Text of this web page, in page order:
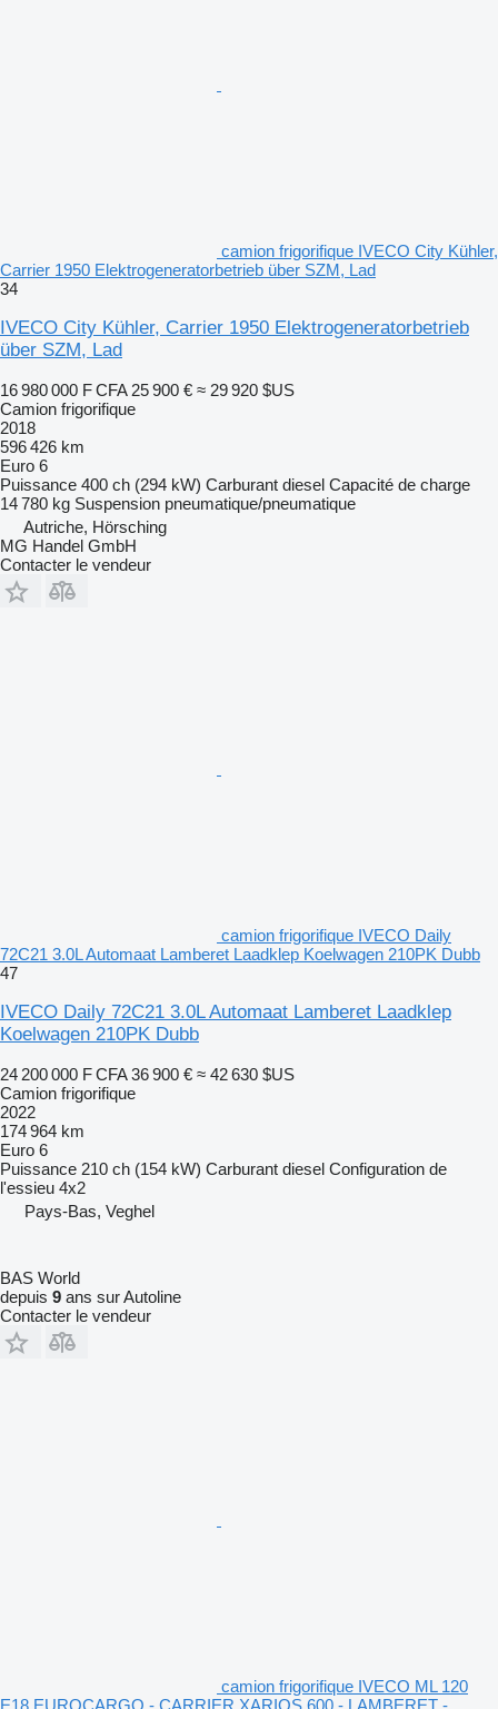
camion frigorifique IVECO City Kühler,
Carrier 1950 Elektrogeneratorbetrieb über SZM, Lad
34
IVECO City Kühler, Carrier 1950 Elektrogeneratorbetrieb
über SZM, Lad
16 980 000 F CFA 25 900 € ≈ 29 920 $US
Camion frigorifique
2018
596 426 km
Euro 6
Puissance 400 ch (294 kW) Carburant diesel Capacité de charge
14 780 kg Suspension pneumatique/pneumatique
Autriche, Hörsching
MG Handel GmbH
Contacter le vendeur
camion frigorifique IVECO Daily
72C21 3.0L Automaat Lamberet Laadklep Koelwagen 210PK Dubb
47
IVECO Daily 72C21 3.0L Automaat Lamberet Laadklep
Koelwagen 210PK Dubb
24 200 000 F CFA 36 900 € ≈ 42 630 $US
Camion frigorifique
2022
174 964 km
Euro 6
Puissance 210 ch (154 kW) Carburant diesel Configuration de
l'essieu 4x2
Pays-Bas, Veghel
BAS World
depuis 9 ans sur Autoline
Contacter le vendeur
camion frigorifique IVECO ML 120
E18 EUROCARGO - CARRIER XARIOS 600 - LAMBERET -